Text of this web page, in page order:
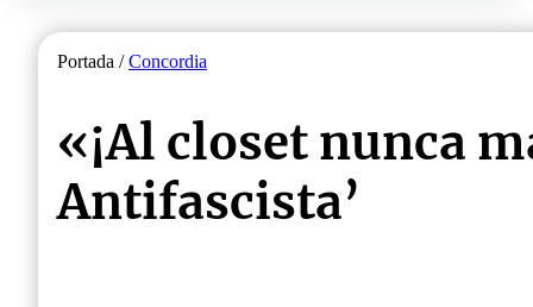
Portada /Concordia
«¡Al closet nunca
Antifascista’